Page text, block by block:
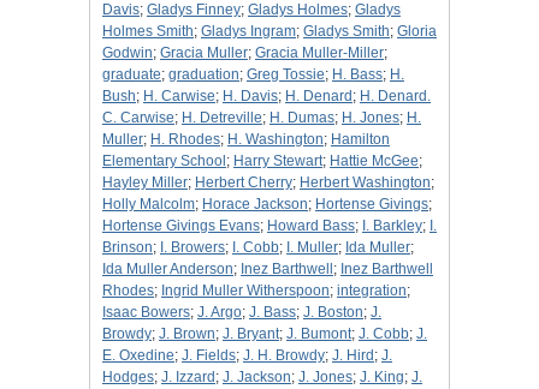
Davis; Gladys Finney; Gladys Holmes; Gladys
Holmes Smith; Gladys Ingram; Gladys Smith; Gloria
Godwin; Gracia Muller; Gracia Muller-Miller;
graduate; graduation; Greg Tossie; H. Bass; H.
Bush; H. Carwise; H. Davis; H. Denard ; H. Denard.
C. Carwise; H. Detreville; H. Dumas; H. Jones; H.
Muller; H. Rhodes; H. Washington; Hamilton
Elementary School ; Harry Stewart; Hattie McGee;
Hayley Miller; Herbert Cherry; Herbert Washington;
Holly Malcolm; Horace Jackson; Hortense Givings;
Hortense Givings Evans; Howard Bass; I. Barkley; I.
Brinson; I. Browers; I. Cobb; I. Muller; Ida Muller;
Ida Muller Anderson; Inez Barthwell ; Inez Barthwell
Rhodes; Ingrid Muller Witherspoon; integration;
Isaac Bowers; J. Argo; J. Bass; J. Boston; J.
Browdy; J. Brown; J. Bryant; J. Bumont; J. Cobb; J.
E. Oxedine; J. Fields; J. H. Browdy; J. Hird ; J.
Hodges; J. Izzard ; J. Jackson; J. Jones; J. King; J.